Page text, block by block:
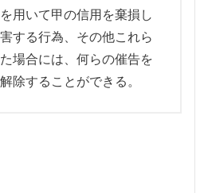
用いて甲の信用を棄損し
する行為、その他これら
場合には、何らの催告を
除することができる。